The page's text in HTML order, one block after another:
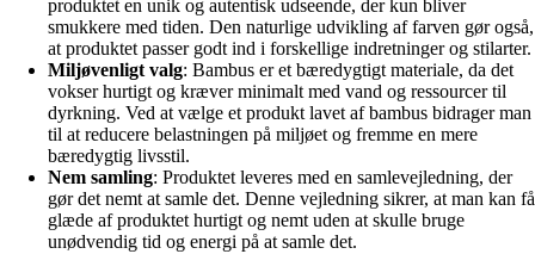
produktet en unik og autentisk udseende, der kun bliver
smukkere med tiden. Den naturlige udvikling af farven gør også,
at produktet passer godt ind i forskellige indretninger og stilarter.
Miljøvenligt valg: Bambus er et bæredygtigt materiale, da det
vokser hurtigt og kræver minimalt med vand og ressourcer til
dyrkning. Ved at vælge et produkt lavet af bambus bidrager man
til at reducere belastningen på miljøet og fremme en mere
bæredygtig livsstil.
Nem samling: Produktet leveres med en samlevejledning, der
gør det nemt at samle det. Denne vejledning sikrer, at man kan få
glæde af produktet hurtigt og nemt uden at skulle bruge
unødvendig tid og energi på at samle det.